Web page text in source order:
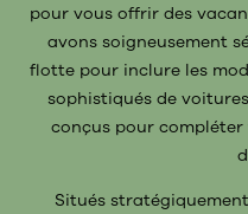
pour vous offrir des
avons soigneusement
flotte pour inclure les
sophistiqués de
conçus pour
Situés